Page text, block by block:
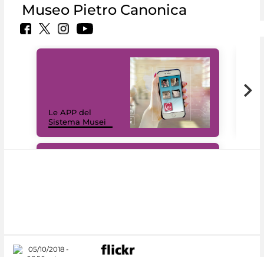
Museo Pietro Canonica
Le APP del
Sistema Musei